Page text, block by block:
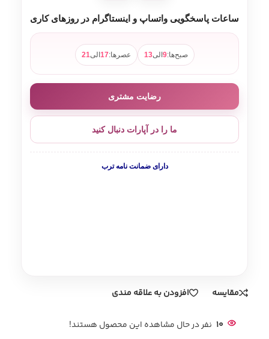
ساعات پاسخگویی واتساپ و اینستاگرام در روزهای کاری
صبح‌ها:9 الی13 عصرها:17 الی21
رضایت مشتری
ما را در آپارات دنبال کنید
دارای ضمانت نامه ترب
مقایسه افزودن به علاقه مندی
10 نفر در حال مشاهده این محصول هستند!